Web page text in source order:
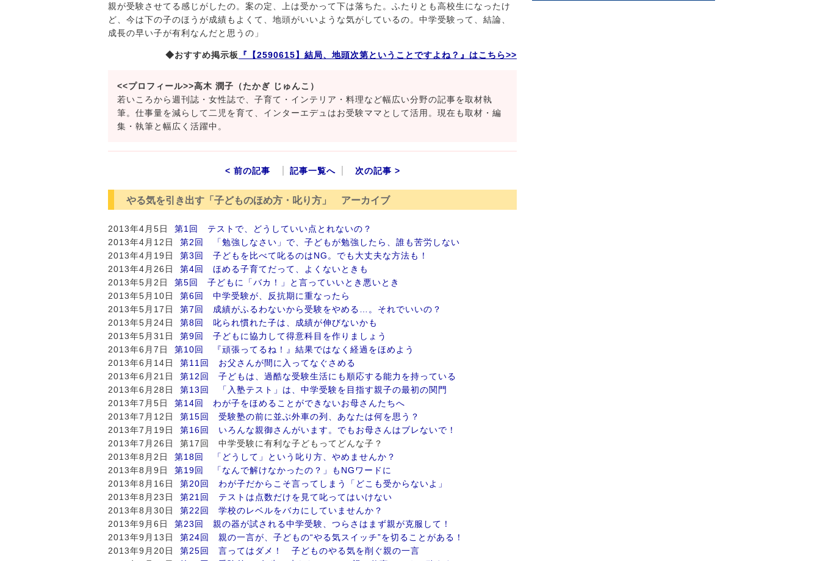
親が受験させてる感じがしたの。案の定、上は受かって下は落ちた。ふたりとも高校生になったけ
ど、今は下の子のほうが成績もよくて、地頭がいいような気がしているの。中学受験って、結論、
成長の早い子が有利なんだと思うの」
◆おすすめ掲示板 『【2590615】結局、地頭次第ということですよね？』はこちら>>
<<プロフィール>>高木 潤子（たかぎ じゅんこ）
若いころから週刊誌・女性誌で、子育て・インテリア・料理など幅広い分野の記事を取材執
筆。仕事量を減らして二児を育て、インターエデュはお受験ママとして活用。現在も取材・編
集・執筆と幅広く活躍中。
< 前の記事 記事一覧へ 次の記事 >
やる気を引き出す「子どものほめ方・叱り方」 アーカイブ
2013年4月5日 第1回 テストで、どうしていい点とれないの？
2013年4月12日 第2回 「勉強しなさい」で、子どもが勉強したら、誰も苦労しない
2013年4月19日 第3回 子どもを比べて叱るのはNG。でも大丈夫な方法も！
2013年4月26日 第4回 ほめる子育てだって、よくないときも
2013年5月2日 第5回 子どもに「バカ！」と言っていいとき悪いとき
2013年5月10日 第6回 中学受験が、反抗期に重なったら
2013年5月17日 第7回 成績がふるわないから受験をやめる…。それでいいの？
2013年5月24日 第8回 叱られ慣れた子は、成績が伸びないかも
2013年5月31日 第9回 子どもに協力して得意科目を作りましょう
2013年6月7日 第10回 『頑張ってるね！』結果ではなく経過をほめよう
2013年6月14日 第11回 お父さんが間に入ってなぐさめる
2013年6月21日 第12回 子どもは、過酷な受験生活にも順応する能力を持っている
2013年6月28日 第13回 「入塾テスト」は、中学受験を目指す親子の最初の関門
2013年7月5日 第14回 わが子をほめることができないお母さんたちへ
2013年7月12日 第15回 受験塾の前に並ぶ外車の列、あなたは何を思う？
2013年7月19日 第16回 いろんな親御さんがいます。でもお母さんはブレないで！
2013年7月26日 第17回 中学受験に有利な子どもってどんな子？
2013年8月2日 第18回 「どうして」という叱り方、やめませんか？
2013年8月9日 第19回 「なんで解けなかったの？」もNGワードに
2013年8月16日 第20回 わが子だからこそ言ってしまう「どこも受からないよ」
2013年8月23日 第21回 テストは点数だけを見て叱ってはいけない
2013年8月30日 第22回 学校のレベルをバカにしていませんか？
2013年9月6日 第23回 親の器が試される中学受験、つらさはまず親が克服して！
2013年9月13日 第24回 親の一言が、子どもの“やる気スイッチ”を切ることがある！
2013年9月20日 第25回 言ってはダメ！ 子どものやる気を削ぐ親の一言